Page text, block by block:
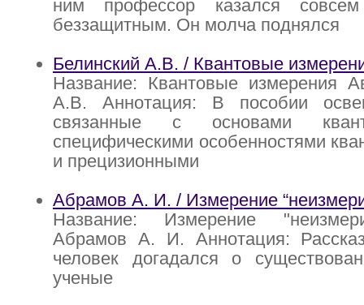
ним профессор казался
беззащитным. Он молча поднялся
Белинский А.В. / Квантовые
Название: Квантовые измерения
А.В. Аннотация: В пособии
связанные с основами
специфическими особенностями
и прецизионными
Абрамов А. И. / Измерение
Название: Измерение
Абрамов А. И. Аннотация:
человек догадался о
ученые